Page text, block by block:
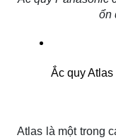
ổn
Ắc quy Atlas
Atlas là một trong